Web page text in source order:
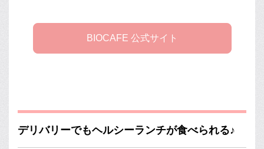
BIOCAFE 公式サイト
デリバリーでもヘルシーランチが食べられる♪